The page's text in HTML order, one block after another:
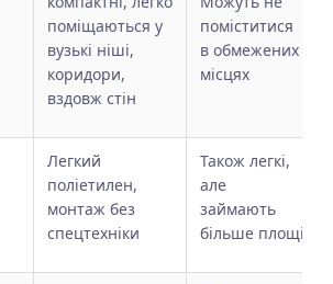
поміщаються у
вузькі ніші,
коридори,
вздовж стін
поміститися
в обмежених
місцях
Легкий
поліетилен,
монтаж без
спецтехніки
Також легкі,
але
займають
більше площі